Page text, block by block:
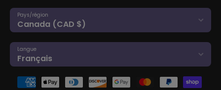
Pays/région
Canada (CAD $)
Langue
Français
Moyens de paiement